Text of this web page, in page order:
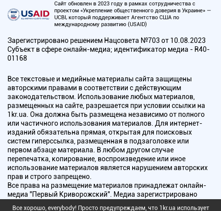
Сайт обновлен в 2023 году в рамках сотрудничества с
проектом «Укрепление общественного доверия в Украине» —
UCBI, который поддерживает Агентство США по
международному развитию (USAID)
Зарегистрировано решением Нацсовета №703 от 10.08.2023
Субъект в сфере онлайн-медиа; идентификатор медиа - R40-
01168
Все текстовые и медийные материалы сайта защищены
авторскими правами в соответствии с действующим
законодательством. Использование любых материалов,
размещенных на сайте, разрешается при условии ссылки на
1kr.ua. Она должна быть размещена независимо от полного
или частичного использования материалов. Для интернет-
изданий обязательна прямая, открытая для поисковых
систем гиперссылка, размещенная в подзаголовке или
первом абзаце материала. В любом другом случае
перепечатка, копирование, воспроизведение или иное
использование материалов является нарушением авторских
прав и строго запрещено.
Все права на размещение материалов принадлежат онлайн-
медиа "Первый Криворожский". Медиа зарегистрировано
Все хорошо, everybody! Просто предупреждаем, что 1kr.ua использует